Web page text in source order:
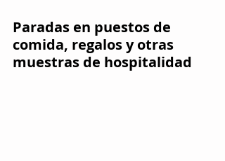
Paradas en puestos de
comida, regalos y otras
muestras de hospitalidad